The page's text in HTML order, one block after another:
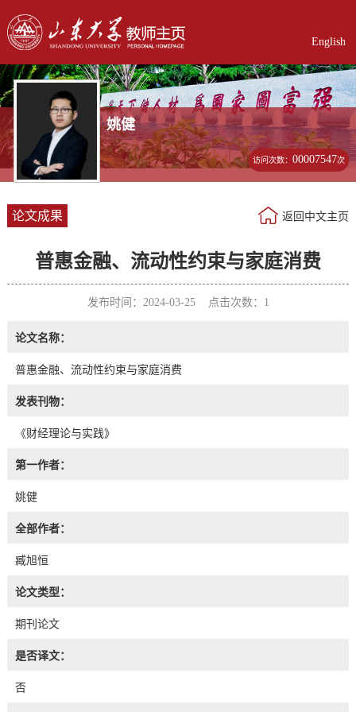
English
姚健
访问次数：00007547次
论文成果 返回中文主页
普惠金融、流动性约束与家庭消费
发布时间：2024-03-25 点击次数： 1
论文名称：
普惠金融、流动性约束与家庭消费
发表刊物：
《财经理论与实践》
第一作者：
姚健
全部作者：
臧旭恒
论文类型：
期刊论文
是否译文：
否